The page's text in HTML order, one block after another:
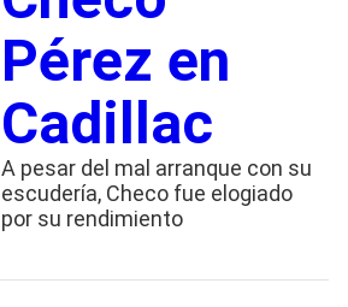
Pérez en
Cadillac
A pesar del mal arranque con su
escudería, Checo fue elogiado
por su rendimiento